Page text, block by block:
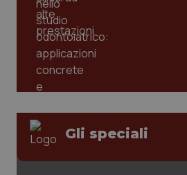
Gli speciali
session-id
_ga